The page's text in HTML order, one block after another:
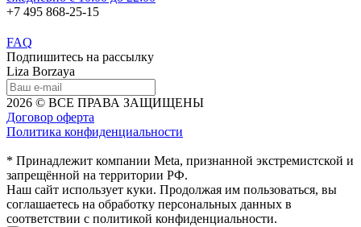
+7 495 868-25-15
FAQ
Подпишитесь на рассылку
Liza Borzaya
2026 © ВСЕ ПРАВА ЗАЩИЩЕНЫ
Договор оферта
Политика конфиденциальности
* Принадлежит компании Meta, признанной экстремистской и
запрещённой на территории РФ.
Наш сайт использует куки. Продолжая им пользоваться, вы
соглашаетесь на обработку персональных данных в
соответствии с политикой конфиденциальности.